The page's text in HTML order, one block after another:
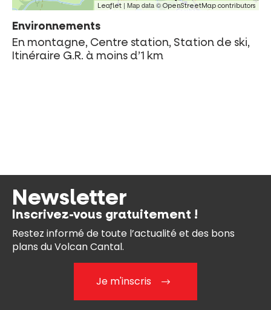
Leaflet | Map data © OpenStreetMap contributors
Environnements
En montagne, Centre station, Station de ski,
Itinéraire G.R. à moins d’1 km
Newsletter
Inscrivez-vous gratuitement !
Restez informé de toute l’actualité et des bons
plans du Volcan Cantal.
Je m'inscris